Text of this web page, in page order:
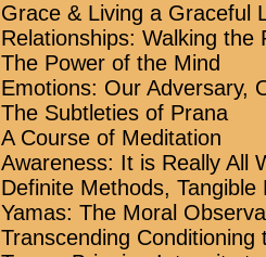
Grace & Living a Graceful
Relationships: Walking the
The Power of the Mind
Emotions: Our Adversary,
The Subtleties of Prana
A Course of Meditation
Awareness: It is Really All
Definite Methods, Tangible
Yamas: The Moral
Transcending